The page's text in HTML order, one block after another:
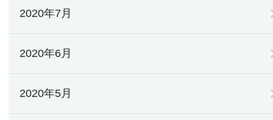
2020年7月
2020年6月
2020年5月